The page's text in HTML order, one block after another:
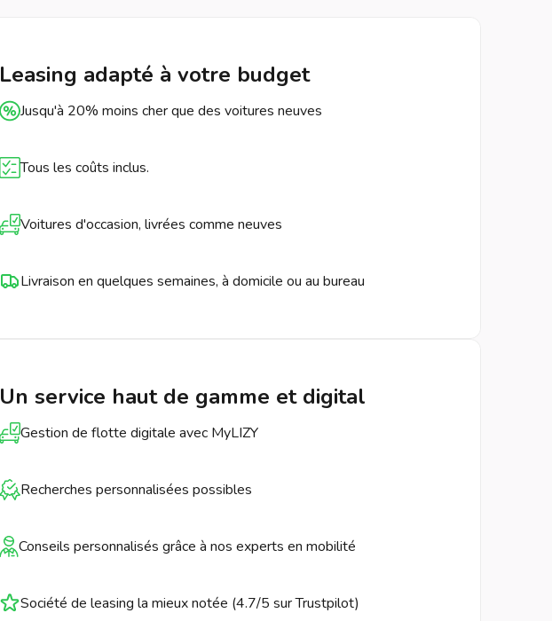
Leasing adapté à votre budget
Jusqu'à 20% moins cher que des voitures neuves
Tous les coûts inclus.
Voitures d'occasion, livrées comme neuves
Livraison en quelques semaines, à domicile ou au bureau
Un service haut de gamme et digital
Gestion de flotte digitale avec MyLIZY
Recherches personnalisées possibles
Conseils personnalisés grâce à nos experts en mobilité
Société de leasing la mieux notée (4.7/5 sur Trustpilot)